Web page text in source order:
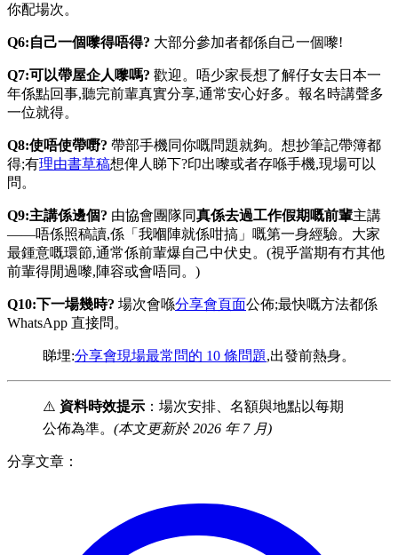
你配場次。
Q6:自己一個嚟得唔得? 大部分參加者都係自己一個嚟!
Q7:可以帶屋企人嚟嗎? 歡迎。唔少家長想了解仔女去日本一
年係點回事,聽完前輩真實分享,通常安心好多。報名時講聲多
一位就得。
Q8:使唔使帶嘢? 帶部手機同你嘅問題就夠。想抄筆記帶簿都
得;有理由書草稿想俾人睇下?印出嚟或者存喺手機,現場可以
問。
Q9:主講係邊個? 由協會團隊同真係去過工作假期嘅前輩主講
——唔係照稿讀,係「我嗰陣就係咁搞」嘅第一身經驗。大家
最鍾意嘅環節,通常係前輩爆自己中伏史。(視乎當期有冇其他
前輩得閒過嚟,陣容或會唔同。)
Q10:下一場幾時? 場次會喺分享會頁面公佈;最快嘅方法都係
WhatsApp 直接問。
睇埋:分享會現場最常問的 10 條問題,出發前熱身。
⚠️ 資料時效提示 ：場次安排、名額與地點以每期
公佈為準。 (本文更新於 2026 年 7 月)
分享文章：